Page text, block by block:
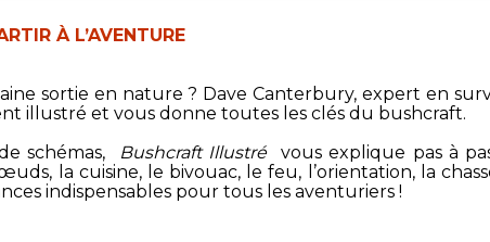
À L’AVENTURE
sortie en nature ? Dave Canterbury, expert en
illustré et vous donne toutes les clés du bushcraft.
schémas,
Bushcraft Illustrévous explique pas à
la cuisine, le bivouac, le feu, l’orientation, la
indispensables pour tous les aventuriers !